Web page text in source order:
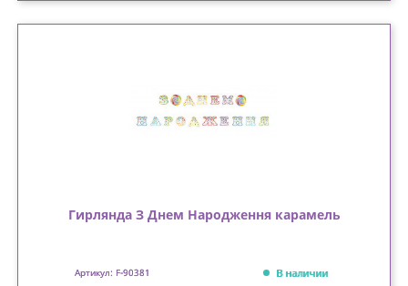
Гирлянда З Днем Народження карамель
Артикул: F-90381 В наличии